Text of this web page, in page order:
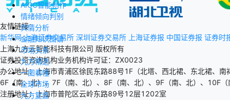
AIGC智能创作
情绪倾向判别
舆情分析
金融知识图谱
市场头条
九方精选
一图看懂
全球市场
九方复盘
友情链接：
新华网 上海证券交易所 深圳证券交易所 上海证券报 中国证券报 证券时
上海九方云智能科技有限公司 版权所有
证券投资咨询机构业务机构许可证：ZX0023
办公地址：上海市青浦区徐民东路88号1F（北塔、西北裙、东北裙、
6F（南、北）、7F（南、北）、8F（南、北）、9F（南、北）、10F
注册地址：上海市普陀区云岭东路89号12层1202室